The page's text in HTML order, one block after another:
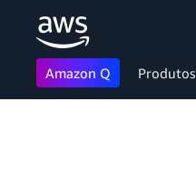
Amazon Q Produtos